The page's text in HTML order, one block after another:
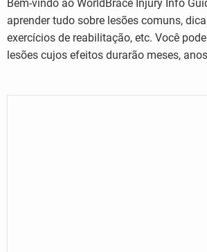
Bem-vindo ao WorldBrace Injury Info
aprender tudo sobre lesões comuns,
exercícios de reabilitação, etc. Você
lesões cujos efeitos durarão meses,